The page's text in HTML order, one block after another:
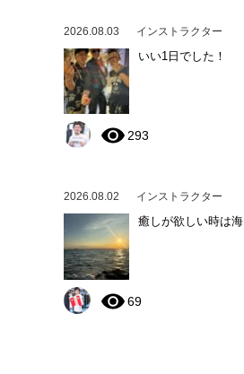
2026.08.03 インストラクター
いい1日でした！
293
2026.08.02 インストラクター
癒しが欲しい時は海
69